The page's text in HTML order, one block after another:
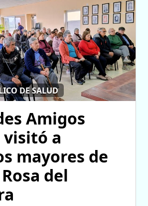
DE SALUD
Amigos
visitó a
mayores de
del